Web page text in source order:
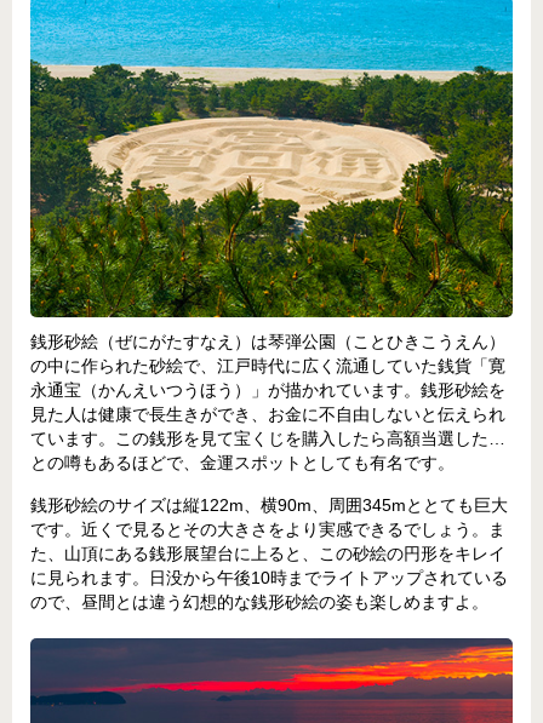
銭形砂絵（ぜにがたすなえ）は琴弾公園（ことひきこうえん）
の中に作られた砂絵で、江戸時代に広く流通していた銭貨「寛
永通宝（かんえいつうほう）」が描かれています。銭形砂絵を
見た人は健康で長生きができ、お金に不自由しないと伝えられ
ています。この銭形を見て宝くじを購入したら高額当選した…
との噂もあるほどで、金運スポットとしても有名です。
銭形砂絵のサイズは縦122m、横90m、周囲345mととても巨大
です。近くで見るとその大きさをより実感できるでしょう。ま
た、山頂にある銭形展望台に上ると、この砂絵の円形をキレイ
に見られます。日没から午後10時までライトアップされている
ので、昼間とは違う幻想的な銭形砂絵の姿も楽しめますよ。